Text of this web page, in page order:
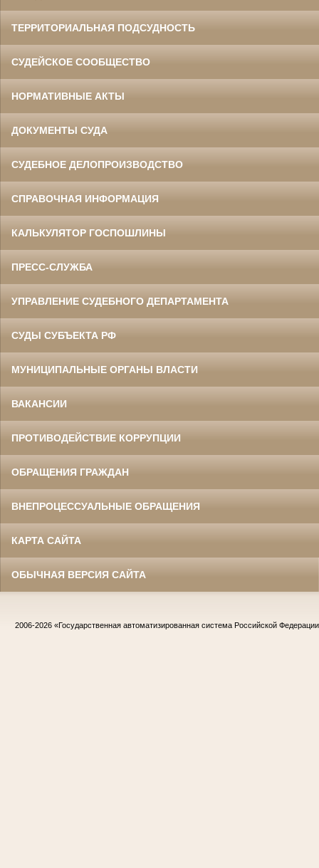
ТЕРРИТОРИАЛЬНАЯ ПОДСУДНОСТЬ
СУДЕЙСКОЕ СООБЩЕСТВО
НОРМАТИВНЫЕ АКТЫ
ДОКУМЕНТЫ СУДА
СУДЕБНОЕ ДЕЛОПРОИЗВОДСТВО
СПРАВОЧНАЯ ИНФОРМАЦИЯ
КАЛЬКУЛЯТОР ГОСПОШЛИНЫ
ПРЕСС-СЛУЖБА
УПРАВЛЕНИЕ СУДЕБНОГО ДЕПАРТАМЕНТА
СУДЫ СУБЪЕКТА РФ
МУНИЦИПАЛЬНЫЕ ОРГАНЫ ВЛАСТИ
ВАКАНСИИ
ПРОТИВОДЕЙСТВИЕ КОРРУПЦИИ
ОБРАЩЕНИЯ ГРАЖДАН
ВНЕПРОЦЕССУАЛЬНЫЕ ОБРАЩЕНИЯ
КАРТА САЙТА
ОБЫЧНАЯ ВЕРСИЯ САЙТА
2006-2026 «Государственная автоматизированная система Российской